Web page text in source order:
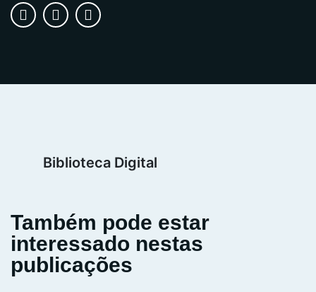
Biblioteca Digital
Também pode estar
interessado nestas
publicações